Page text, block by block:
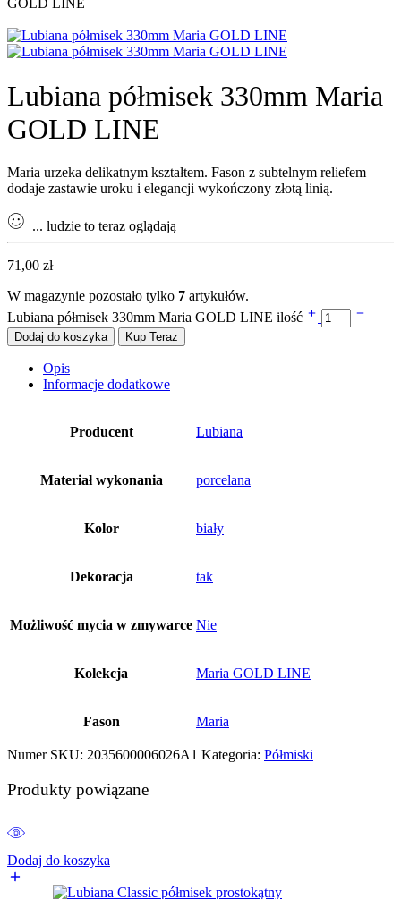
GOLD LINE
Lubiana półmisek 330mm Maria
GOLD LINE
Maria urzeka delikatnym kształtem. Fason z subtelnym reliefem
dodaje zastawie uroku i elegancji wykończony złotą linią.
... ludzie to teraz oglądają
71,00 zł
W magazynie pozostało tylko 7 artykułów.
Lubiana półmisek 330mm Maria GOLD LINE ilość
Dodaj do koszyka Kup Teraz
Opis
Informacje dodatkowe
Producent Lubiana
Materiał wykonania porcelana
Kolor biały
Dekoracja tak
Możliwość mycia w zmywarce Nie
Kolekcja Maria GOLD LINE
Fason Maria
Numer SKU: 2035600006026A1 Kategoria: Półmiski
Produkty powiązane
Dodaj do koszyka